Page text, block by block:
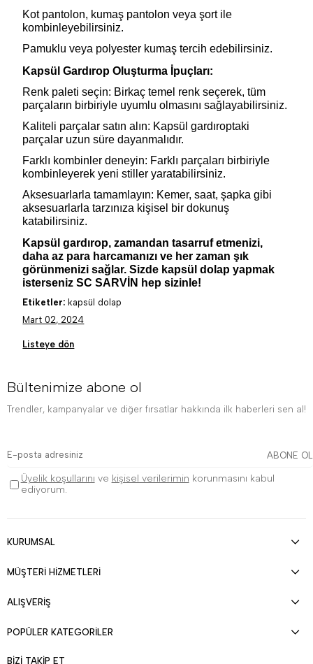
Kot pantolon, kumaş pantolon veya şort ile
kombinleyebilirsiniz.
Pamuklu veya polyester kumaş tercih edebilirsiniz.
Kapsül Gardırop Oluşturma İpuçları:
Renk paleti seçin: Birkaç temel renk seçerek, tüm
parçaların birbiriyle uyumlu olmasını sağlayabilirsiniz.
Kaliteli parçalar satın alın: Kapsül gardıroptaki
parçalar uzun süre dayanmalıdır.
Farklı kombinler deneyin: Farklı parçaları birbiriyle
kombinleyerek yeni stiller yaratabilirsiniz.
Aksesuarlarla tamamlayın: Kemer, saat, şapka gibi
aksesuarlarla tarzınıza kişisel bir dokunuş
katabilirsiniz.
Kapsül gardırop, zamandan tasarruf etmenizi,
daha az para harcamanızı ve her zaman şık
görünmenizi sağlar. Sizde kapsül dolap yapmak
isterseniz SC SARVİN hep sizinle!
Etiketler: kapsül dolap
Mart 02, 2024
Listeye dön
Bültenimize abone ol
Trendler, kampanyalar ve diğer fırsatlar hakkında ilk haberleri sen al!
ABONE OL
Üyelik koşullarını ve kişisel verilerimin korunmasını kabul
ediyorum.
KURUMSAL
MÜŞTERİ HİZMETLERİ
ALIŞVERİŞ
POPÜLER KATEGORİLER
BİZİ TAKİP ET